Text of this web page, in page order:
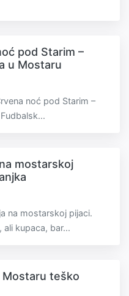
pod Starim –
u Mostaru
noć pod Starim –
mostarskoj
na mostarskoj pijaci.
ali kupaca, bar...
teško